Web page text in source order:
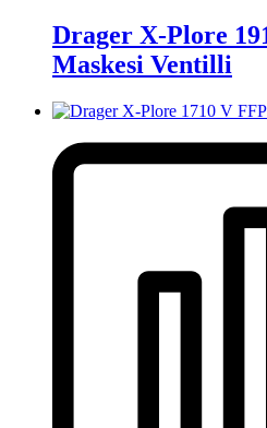
Drager X-Plore
Maskesi Ventilli